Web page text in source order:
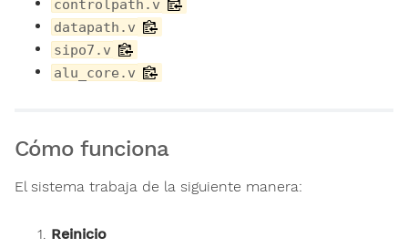
controlpath.v
datapath.v
sipo7.v
alu_core.v
Cómo funciona
El sistema trabaja de la siguiente manera:
Reinicio